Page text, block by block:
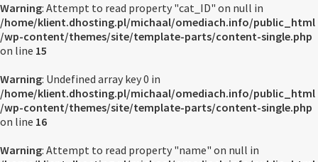
Warning: Attempt to read property "cat_ID" on null in
/home/klient.dhosting.pl/michaal/omediach.info/public_html
/wp-content/themes/site/template-parts/content-single.php
on line 15
Warning: Undefined array key 0 in
/home/klient.dhosting.pl/michaal/omediach.info/public_html
/wp-content/themes/site/template-parts/content-single.php
on line 16
Warning: Attempt to read property "name" on null in